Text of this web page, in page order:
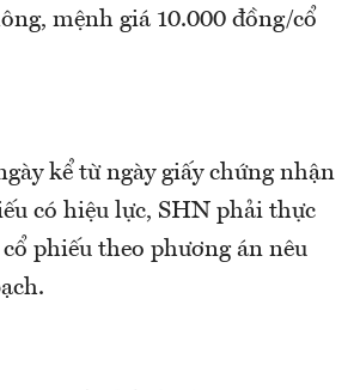
mệnh giá 10.000 đồng/cổ
kể từ ngày giấy chứng nhận
có hiệu lực, SHN phải thực
phiếu theo phương án nêu